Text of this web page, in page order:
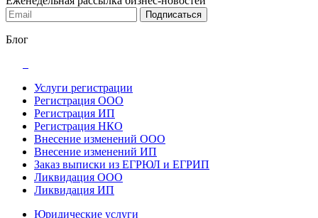
Подписаться
Блог
Услуги регистрации
Регистрация ООО
Регистрация ИП
Регистрация НКО
Внесение изменений ООО
Внесение изменений ИП
Заказ выписки из ЕГРЮЛ и ЕГРИП
Ликвидация ООО
Ликвидация ИП
Юридические услуги